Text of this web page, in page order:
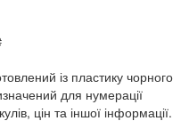
із пластику чорного
для нумерації
цін та іншої інформації.